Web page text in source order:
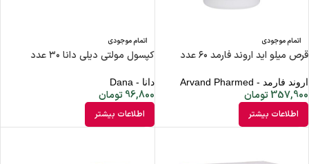
اتمام موجودی
قرص میلو اید اروند فارمد ۶۰ عدد
اروند فارمد - Arvand Pharmed
357,900تومان
اطلاعات بیشتر
اتمام موجودی
کپسول مولتی دیلی دانا ۳۰ عدد
دانا - Dana
96,800 تومان
اطلاعات بیشتر